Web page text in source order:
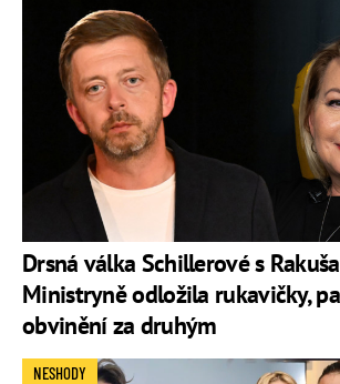
Drsná válka Schillerové s
Ministryně odložila rukavičky,
obvinění za druhým
NESHODY